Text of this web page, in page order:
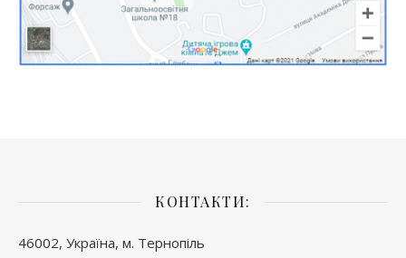
КОНТАКТИ:
46002, Україна, м. Тернопіль